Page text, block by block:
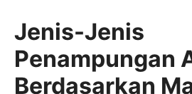
Jenis-Jenis
Penampungan
Berdasarkan